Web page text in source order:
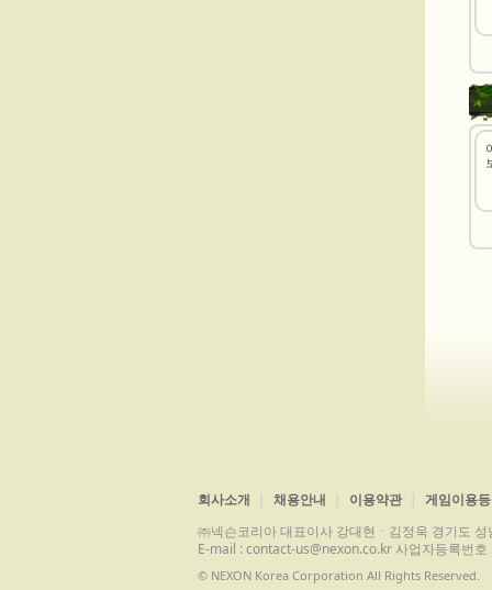
회사소개 채용안내 이용약관
게임이용
㈜넥슨코리아 대표이사 강대현ㆍ김정욱 경기도
E-mail : contact-us@nexon.co.kr 사업자등록번
© NEXON Korea Corporation All Rights Reserved.